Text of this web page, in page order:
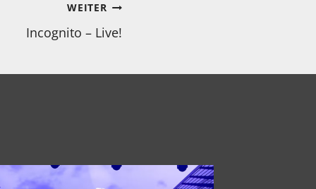
WEITER
Incognito – Live!